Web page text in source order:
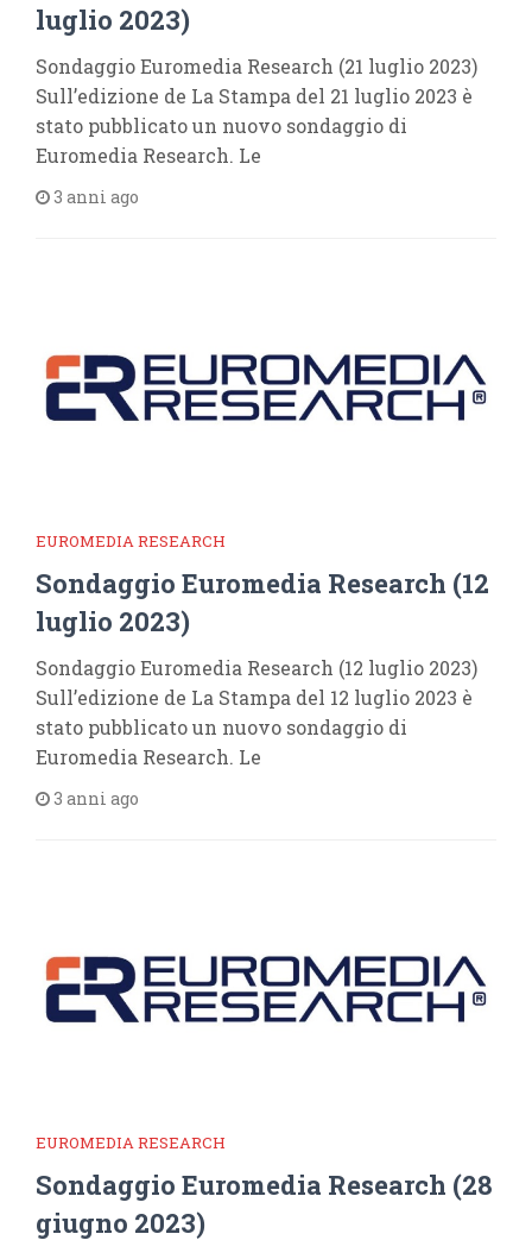
luglio 2023)
Sondaggio Euromedia Research (21 luglio 2023)
Sull’edizione de La Stampa del 21 luglio 2023 è
stato pubblicato un nuovo sondaggio di
Euromedia Research. Le
3 anni ago
EUROMEDIA RESEARCH
Sondaggio Euromedia Research (12
luglio 2023)
Sondaggio Euromedia Research (12 luglio 2023)
Sull’edizione de La Stampa del 12 luglio 2023 è
stato pubblicato un nuovo sondaggio di
Euromedia Research. Le
3 anni ago
EUROMEDIA RESEARCH
Sondaggio Euromedia Research (28
giugno 2023)